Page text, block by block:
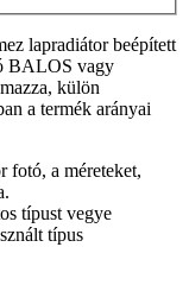
lapradiátor beépített
BALOS vagy
külön
a termék arányai
fotó, a méreteket,
típust vegye
típus